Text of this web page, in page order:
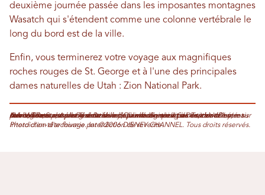
deuxième journée passée dans les imposantes montagnes
Wasatch qui s'étendent comme une colonne vertébrale le
long du bord est de la ville.
Enfin, vous terminerez votre voyage aux magnifiques
roches rouges de St. George et à l'une des principales
dames naturelles de Utah : Zion National Park.
Arianna Rees est une rédactrice indépendante qui vit à Deseret Valley, mais son cœur est resté à Deseret Valley, où elle a grandi. Ses articles ont été publiés dans plus d'une douzaine de journaux et magazines, dont Deseret News, The Startup et The Beehive. Quand elle n'est pas en train d'écrire sur son ordinateur, Arianna aime faire de la randonnée et de l'escalade en montagne, ou se plonger dans un bon livre. Suivez-la sur Twitter : @AriWRees.
Photo d'en-tête fournie par ©2006 DISNEY CHANNEL. Tous droits réservés. Interdiction d'archivage. Interdiction de revente.